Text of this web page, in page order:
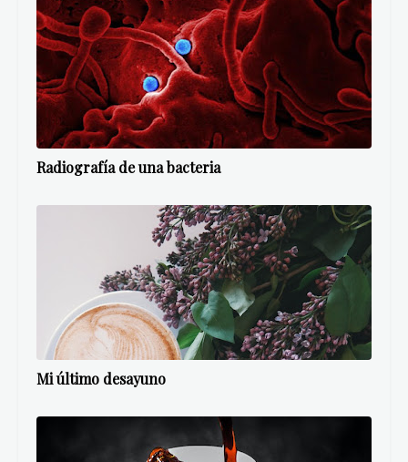
Radiografía de una bacteria
Mi último desayuno